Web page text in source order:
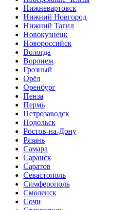
Нижневартовск
Нижний Новгород
Нижний Тагил
Новокузнецк
Новороссийск
Вологда
Воронеж
Грозный
Орёл
Оренбург
Пенза
Пермь
Петрозаводск
Подольск
Ростов-на-Дону
Рязань
Самара
Саранск
Саратов
Севастополь
Симферополь
Смоленск
Сочи